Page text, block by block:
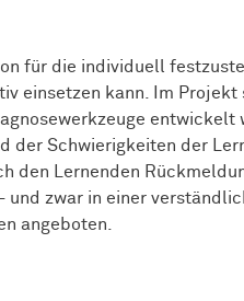
für die individuell
einsetzen kann. Im
entwickelt
der Schwierigkeiten der
den Lernenden
zwar in einer
angeboten.